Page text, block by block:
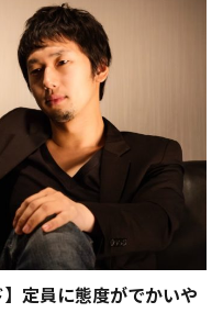
定員に態度がでかいや